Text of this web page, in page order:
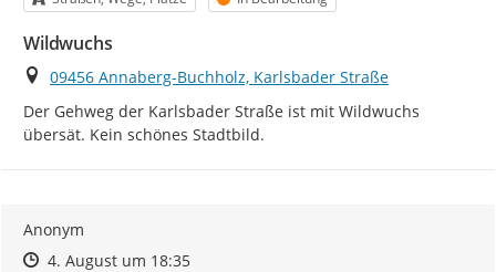
Wildwuchs
Ort
09456 Annaberg-Buchholz, Karlsbader Straße
Der Gehweg der Karlsbader Straße ist mit Wildwuchs
übersät. Kein schönes Stadtbild.
Anonym
Zeitpunkt des Erstellens
Zeitpunkt des Erstellens
4. August um 18:35Zur Äußerung